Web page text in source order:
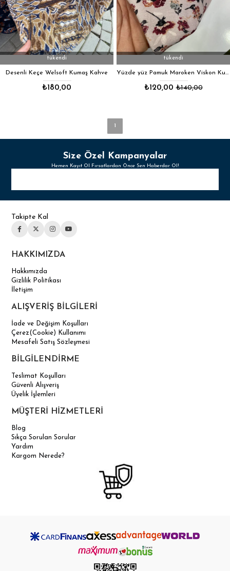
tükendi
Desenli Keçe Welsoft Kumaş Kahve
₺180,00
tükendi
Yüzde yüz Pamuk Maroken Viskon Kumaş
₺120,00 ₺140,00
1
Size Özel Kampanyalar
Hemen Kayıt Ol Fırsatlardan Önce Sen Haberdar Ol!
Takipte Kal
HAKKIMIZDA
Hakkımızda
Gizlilik Politikası
İletişim
ALIŞVERİŞ BİLGİLERİ
İade ve Değişim Koşulları
Çerez(Cookie) Kullanımı
Mesafeli Satış Sözleşmesi
BİLGİLENDİRME
Teslimat Koşulları
Güvenli Alışveriş
Üyelik İşlemleri
MÜŞTERİ HİZMETLERİ
Blog
Sıkça Sorulan Sorular
Yardım
Kargom Nerede?